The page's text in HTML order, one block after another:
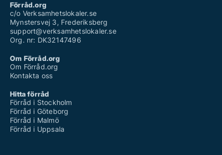
Förråd.org
c/o Verksamhetslokaler.se
Mynstersvej 3, Frederiksberg
support@verksamhetslokaler.se
Org. nr: DK32147496
Om Förråd.org
Om Förråd.org
Kontakta oss
Hitta förråd
Förråd i Stockholm
Förråd i Göteborg
Förråd i Malmö
Förråd i Uppsala